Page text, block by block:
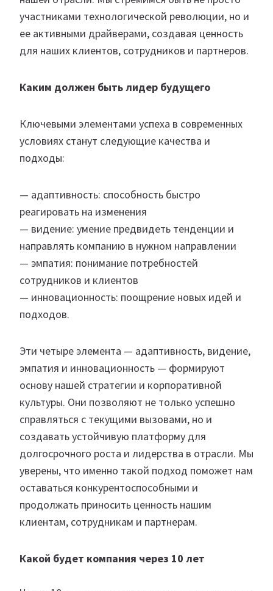
участниками технологической революции, но и
ее активными драйверами, создавая ценность
для наших клиентов, сотрудников и партнеров.
Каким должен быть лидер будущего
Ключевыми элементами успеха в современных
условиях станут следующие качества и
подходы:
— адаптивность: способность быстро
реагировать на изменения
— видение: умение предвидеть тенденции и
направлять компанию в нужном направлении
— эмпатия: понимание потребностей
сотрудников и клиентов
— инновационность: поощрение новых идей и
подходов.
Эти четыре элемента — адаптивность, видение,
эмпатия и инновационность — формируют
основу нашей стратегии и корпоративной
культуры. Они позволяют не только успешно
справляться с текущими вызовами, но и
создавать устойчивую платформу для
долгосрочного роста и лидерства в отрасли. Мы
уверены, что именно такой подход поможет нам
оставаться конкурентоспособными и
продолжать приносить ценность нашим
клиентам, сотрудникам и партнерам.
Какой будет компания через 10 лет